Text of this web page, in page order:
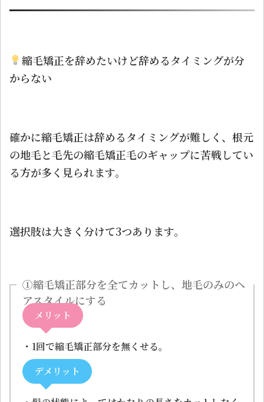
縮毛矯正を辞めたいけど辞めるタイミングが分
からない
確かに縮毛矯正は辞めるタイミングが難しく、根元
の地毛と毛先の縮毛矯正毛のギャップに苦戦してい
る方が多く見られます。
選択肢は大きく分けて3つあります。
①縮毛矯正部分を全てカットし、地毛のみのヘ
アスタイルにする
メリット
・1回で縮毛矯正部分を無くせる。
デメリット